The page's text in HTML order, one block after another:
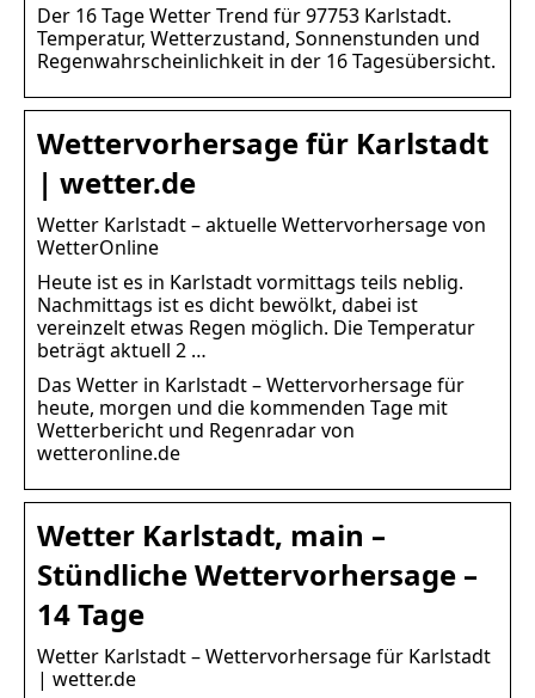
Der 16 Tage Wetter Trend für 97753 Karlstadt.
Temperatur, Wetterzustand, Sonnenstunden und
Regenwahrscheinlichkeit in der 16 Tagesübersicht.
Wettervorhersage für Karlstadt
| wetter.de
Wetter Karlstadt – aktuelle Wettervorhersage von
WetterOnline
Heute ist es in Karlstadt vormittags teils neblig.
Nachmittags ist es dicht bewölkt, dabei ist
vereinzelt etwas Regen möglich. Die Temperatur
beträgt aktuell 2 …
Das Wetter in Karlstadt – Wettervorhersage für
heute, morgen und die kommenden Tage mit
Wetterbericht und Regenradar von
wetteronline.de
Wetter Karlstadt, main –
Stündliche Wettervorhersage –
14 Tage
Wetter Karlstadt – Wettervorhersage für Karlstadt
| wetter.de